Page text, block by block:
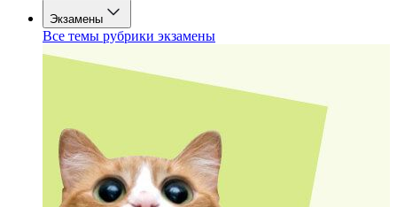
Экзамены
Все темы рубрики экзамены